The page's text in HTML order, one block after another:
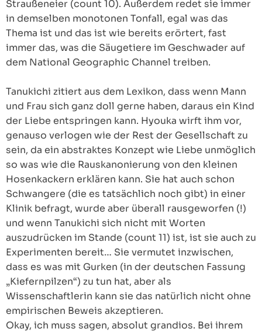
Straußeneier (count 10). Außerdem redet sie immer
in demselben monotonen Tonfall, egal was das
Thema ist und das ist wie bereits erörtert, fast
immer das, was die Säugetiere im Geschwader auf
dem National Geographic Channel treiben.
Tanukichi zitiert aus dem Lexikon, dass wenn Mann
und Frau sich ganz doll gerne haben, daraus ein Kind
der Liebe entspringen kann. Hyouka wirft ihm vor,
genauso verlogen wie der Rest der Gesellschaft zu
sein, da ein abstraktes Konzept wie Liebe unmöglich
so was wie die Rauskanonierung von den kleinen
Hosenkackern erklären kann. Sie hat auch schon
Schwangere (die es tatsächlich noch gibt) in einer
Klinik befragt, wurde aber überall rausgeworfen (!)
und wenn Tanukichi sich nicht mit Worten
auszudrücken im Stande (count 11) ist, ist sie auch zu
Experimenten bereit… Sie vermutet inzwischen,
dass es was mit Gurken (in der deutschen Fassung
„Kiefernpilzen“) zu tun hat, aber als
Wissenschaftlerin kann sie das natürlich nicht ohne
empirischen Beweis akzeptieren.
Okay, ich muss sagen, absolut grandios. Bei ihrem